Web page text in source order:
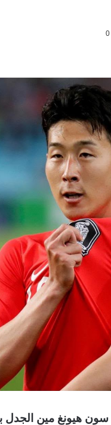
0
هيونغ مين الجدل